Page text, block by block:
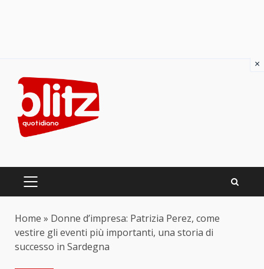
content
PRIMARY
Home » Donne d’impresa: Patrizia Perez, come
vestire gli eventi più importanti, una storia di
successo in Sardegna
×